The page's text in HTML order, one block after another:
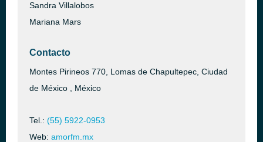
Sandra Villalobos
Mariana Mars
Contacto
Montes Pirineos 770, Lomas de Chapultepec, Ciudad
de México , México
Tel.: (55) 5922-0953
Web: amorfm.mx